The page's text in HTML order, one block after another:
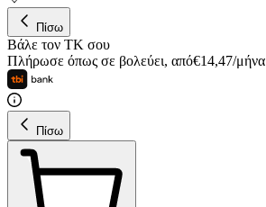
Πίσω
Βάλε τον ΤΚ σου
Πλήρωσε όπως σε βολεύει, από€14,47/μήνα
Πίσω